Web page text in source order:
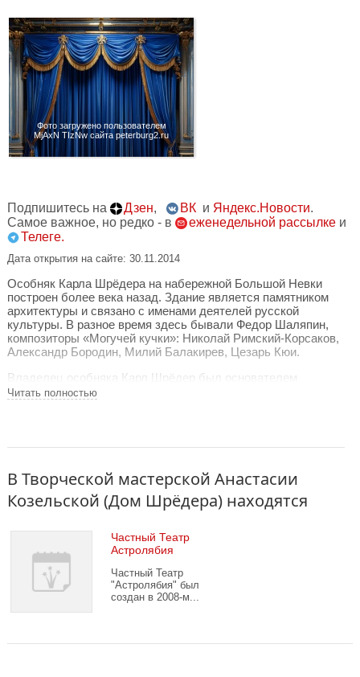
Фото загружено пользователем
MjAxN TIzNw сайта peterburg2.ru
Подпишитесь на Дзен, ВК и Яндекс.Новости.
Самое важное, но редко - в
еженедельной рассылке и
Телеге.
Дата открытия на сайте: 30.11.2014
Особняк Карла Шрёдера на набережной Большой Невки
построен более века назад. Здание является памятником
архитектуры и связано с именами деятелей русской
культуры. В разное время здесь бывали Федор Шаляпин,
композиторы «Могучей кучки»: Николай Римский-Корсаков,
Александр Бородин, Милий Балакирев, Цезарь Кюи.
Владелец особняка Карл Шрёдер был основателем
фортепианной фабрики и поставщиком императорского
которого является популяризация культуры, науки и
творческих мероприятий. Здесь проходят концерты,
экскурсии и культурные программы для зрителей.
Читать полностью
В Творческой мастерской Анастасии
Козельской (Дом Шрёдера) находятся
Частный Театр
Астролябия
Частный Театр
"Астролябия" был
создан в 2008-м...